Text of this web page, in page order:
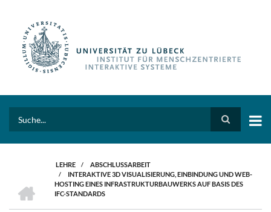
PFADNAVIGATION
LEHRE / ABSCHLUSSARBEIT
/
INTERAKTIVE 3D VISUALISIERUNG, EINBINDUNG UND WEB-
HOSTING EINES INFRASTRUKTURBAUWERKS AUF BASIS DES
IFC-STANDARDS